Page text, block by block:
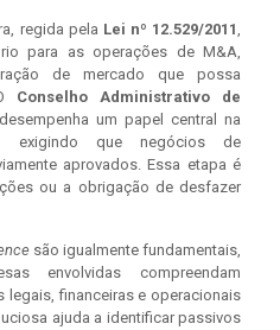
regida pela Lei nº 12.529/2011,
para as operações de M&A,
de mercado que possa
Conselho Administrativo de
desempenha um papel central na
exigindo que negócios de
aprovados. Essa etapa é
ou a obrigação de desfazer
são igualmente fundamentais,
envolvidas compreendam
financeiras e operacionais
ajuda a identificar passivos